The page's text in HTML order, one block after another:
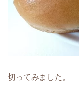
切ってみました。